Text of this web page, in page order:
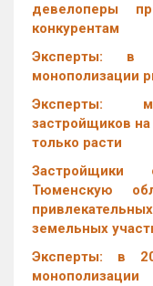
девелоперы
конкурентам
Эксперты: в
монополизации
Эксперты:
застройщиков
только расти
Тюменскую
земельных
Эксперты: в